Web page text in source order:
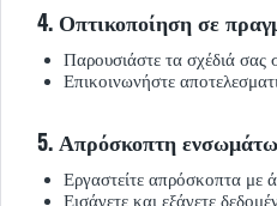
4. Οπτικοποίηση σε
Παρουσιάστε τα σχέδιά σας
Επικοινωνήστε
5. Απρόσκοπτη
Εργαστείτε απρόσκοπτα με
Εισάγετε και εξάγετε